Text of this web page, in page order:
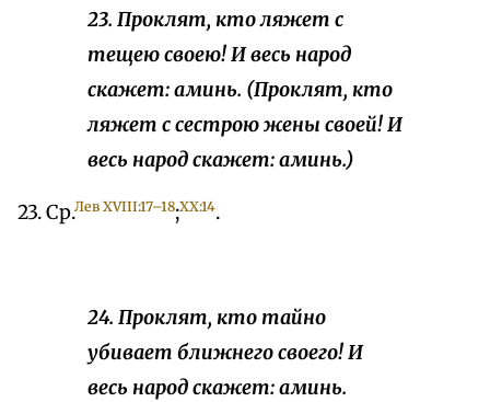
23. Проклят, кто ляжет с
тещею своею! И весь народ
скажет: аминь. (Проклят, кто
ляжет с сестрою жены своей! И
весь народ скажет: аминь.)
23. Ср.Лев XVIII:17–18;XX:14.
24. Проклят, кто тайно
убивает ближнего своего! И
весь народ скажет: аминь.